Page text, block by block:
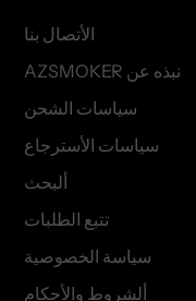
الأتصال بنا
AZSMOKER نبذه عن
سياسات الشحن
سياسات الأسترجاع
ألبحث
تتبع الطلبات
سياسة الخصوصية
ألشروط والأحكام